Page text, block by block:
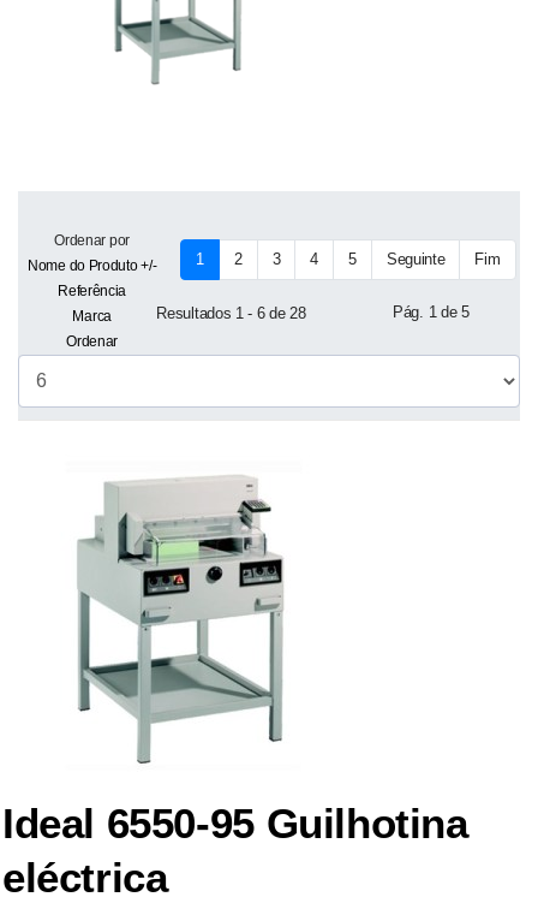
Ordenar por
Nome do Produto +/-
Referência
Marca
Ordenar
1 2 3 4 5 Seguinte Fim
Pág. 1 de 5
Resultados 1 - 6 de 28
Ideal 6550-95 Guilhotina
eléctrica